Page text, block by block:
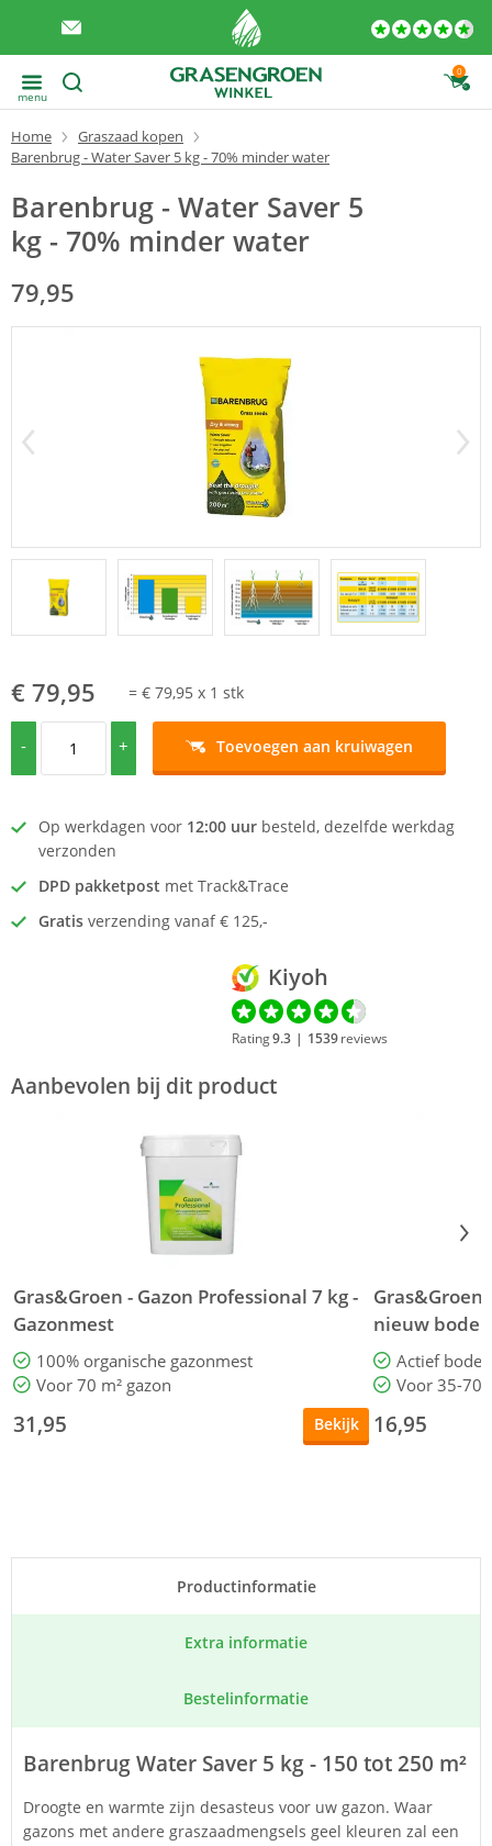
menu
0
Home
Graszaad kopen
Barenbrug - Water Saver 5 kg - 70% minder water
Barenbrug - Water Saver 5
kg - 70% minder water
79,95
€ 79,95 = € 79,95 x 1 stk
- + Toevoegen aan kruiwagen
Op werkdagen voor 12:00 uur besteld, dezelfde werkdag
verzonden
DPD pakketpost met Track&Trace
Gratis verzending vanaf € 125,-
Kiyoh
Rating9.3 | 1539reviews
Aanbevolen bij dit product
Gras&Groen - Gazon Professional 7 kg -
Gazonmest
100% organische gazonmest
Voor 70 m² gazon
31,95 Bekijk
Gras&Groen
nieuw
Actief
Voor 35-70
16,95
Product­informatie
Extra informatie
Bestel­informatie
Barenbrug Water Saver 5 kg - 150 tot 250 m²
Droogte en warmte zijn desasteus voor uw gazon. Waar
gazons met andere graszaadmengsels geel kleuren zal een